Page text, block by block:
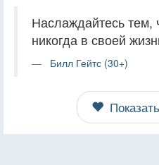
Наслаждайтесь тем,
никогда в своей
Билл Гейтс (30+)